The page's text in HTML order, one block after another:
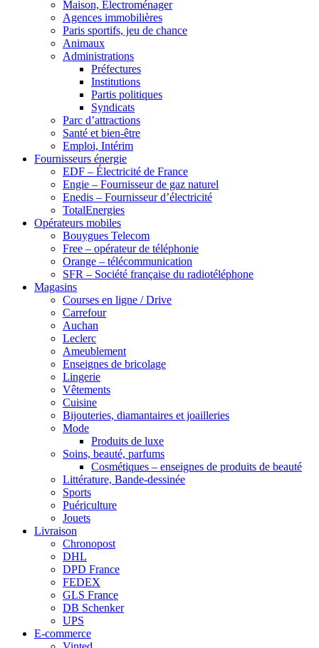
Maison, Electroménager
Agences immobilières
Paris sportifs, jeu de chance
Animaux
Administrations
Préfectures
Institutions
Partis politiques
Syndicats
Parc d’attractions
Santé et bien-être
Emploi, Intérim
Fournisseurs énergie
EDF – Électricité de France
Engie – Fournisseur de gaz naturel
Enedis – Fournisseur d’électricité
TotalEnergies
Opérateurs mobiles
Bouygues Telecom
Free – opérateur de téléphonie
Orange – télécommunication
SFR – Société française du radiotéléphone
Magasins
Courses en ligne / Drive
Carrefour
Auchan
Leclerc
Ameublement
Enseignes de bricolage
Lingerie
Vêtements
Cuisine
Bijouteries, diamantaires et joailleries
Mode
Produits de luxe
Soins, beauté, parfums
Cosmétiques – enseignes de produits de beauté
Littérature, Bande-dessinée
Sports
Puériculture
Jouets
Livraison
Chronopost
DHL
DPD France
FEDEX
GLS France
DB Schenker
UPS
E-commerce